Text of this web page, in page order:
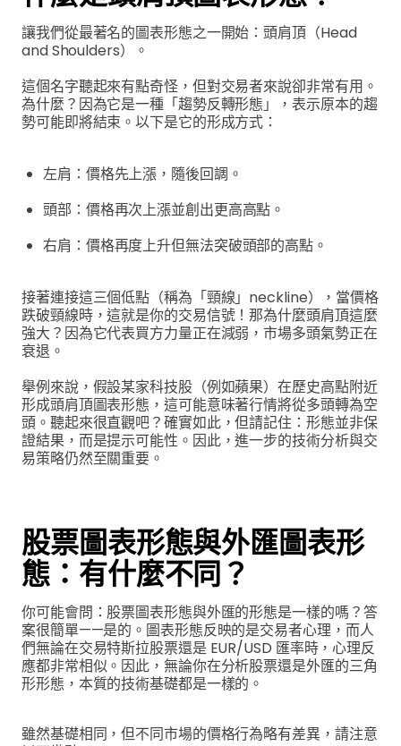
讓我們從最著名的圖表形態之一開始：頭肩頂（Head
and Shoulders）。
這個名字聽起來有點奇怪，但對交易者來說卻非常有用。
為什麼？因為它是一種「趨勢反轉形態」，表示原本的趨
勢可能即將結束。以下是它的形成方式：
左肩：價格先上漲，隨後回調。
頭部：價格再次上漲並創出更高高點。
右肩：價格再度上升但無法突破頭部的高點。
接著連接這三個低點（稱為「頸線」neckline），當價格
跌破頸線時，這就是你的交易信號！那為什麼頭肩頂這麼
強大？因為它代表買方力量正在減弱，市場多頭氣勢正在
衰退。
舉例來說，假設某家科技股（例如蘋果）在歷史高點附近
形成頭肩頂圖表形態，這可能意味著行情將從多頭轉為空
頭。聽起來很直觀吧？確實如此，但請記住：形態並非保
證結果，而是提示可能性。因此，進一步的技術分析與交
易策略仍然至關重要。
股票圖表形態與外匯圖表形
態：有什麼不同？
你可能會問：股票圖表形態與外匯的形態是一樣的嗎？答
案很簡單——是的。圖表形態反映的是交易者心理，而人
們無論在交易特斯拉股票還是 EUR/USD 匯率時，心理反
應都非常相似。因此，無論你在分析股票還是外匯的三角
形形態，本質的技術基礎都是一樣的。
雖然基礎相同，但不同市場的價格行為略有差異，請注意